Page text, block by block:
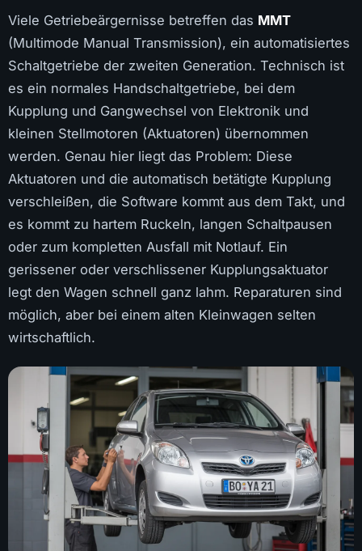
Viele Getriebeärgernisse betreffen das MMT
(Multimode Manual Transmission), ein automatisiertes
Schaltgetriebe der zweiten Generation. Technisch ist
es ein normales Handschaltgetriebe, bei dem
Kupplung und Gangwechsel von Elektronik und
kleinen Stellmotoren (Aktuatoren) übernommen
werden. Genau hier liegt das Problem: Diese
Aktuatoren und die automatisch betätigte Kupplung
verschleißen, die Software kommt aus dem Takt, und
es kommt zu hartem Ruckeln, langen Schaltpausen
oder zum kompletten Ausfall mit Notlauf. Ein
gerissener oder verschlissener Kupplungsaktuator
legt den Wagen schnell ganz lahm. Reparaturen sind
möglich, aber bei einem alten Kleinwagen selten
wirtschaftlich.